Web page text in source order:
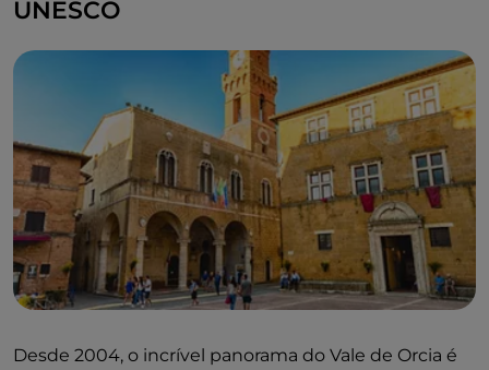
UNESCO
Desde 2004, o incrível panorama do Vale de Orcia é